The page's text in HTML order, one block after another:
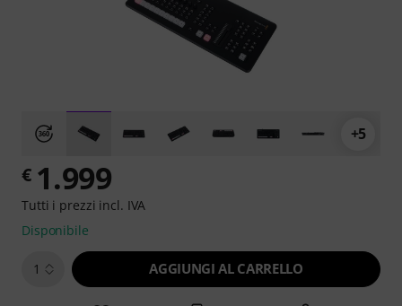
+5
€ 1.999
Tutti i prezzi incl. IVA
Disponibile
1 AGGIUNGI AL CARRELLO